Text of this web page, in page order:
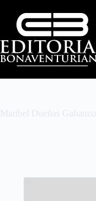
Maribel Dueñas Gabanzo